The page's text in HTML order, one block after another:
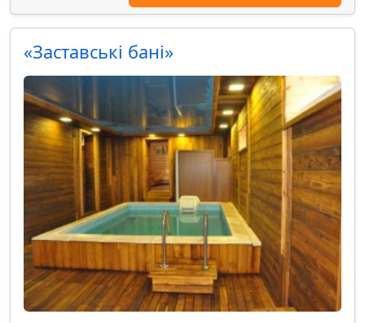
«Заставські бані»